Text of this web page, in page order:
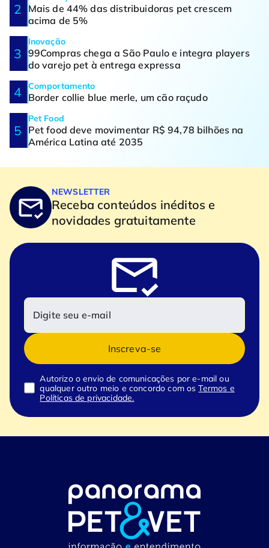
Mais de 44% das distribuidoras pet crescem
acima de 5%
Inovação
99Compras chega a São Paulo e integra players
do varejo pet à entrega expressa
Comportamento
Border collie blue merle, um cão raçudo
Pet Food
Pet food deve movimentar R$ 94,78 bilhões na
América Latina até 2035
NEWSLETTER
Receba conteúdos inéditos e
novidades gratuitamente
Inscreva-se
Autorizo o envio de comunicações por e-mail ou
qualquer outro meio e concordo com osTermos e
Políticas de privacidade.